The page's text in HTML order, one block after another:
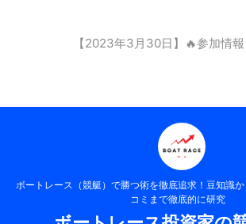
【2023年3月30日】🔥参加情報
ボートレース（競艇）で勝つ術を徹底追求！豆知識
コミまで徹底的に研究